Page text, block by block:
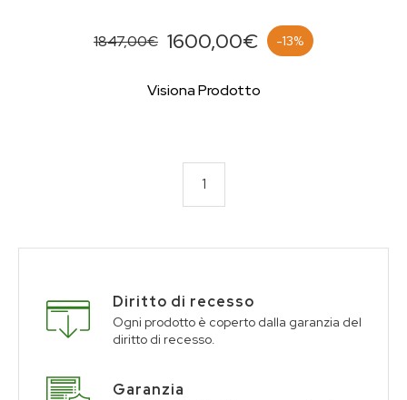
1847,00€ 1600,00€ -13%
Visiona Prodotto
1
Diritto di recesso
Ogni prodotto è coperto dalla garanzia del
diritto di recesso.
Garanzia